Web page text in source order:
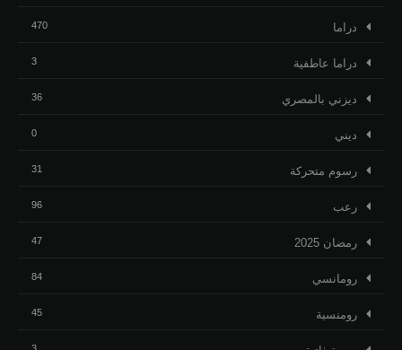
دراما 470
دراما عاطفية 3
ديزني بالمصري 36
ديني 0
رسوم متحركة 31
رعب 96
رمضان 2025 47
رومانسي 84
رومنسية 45